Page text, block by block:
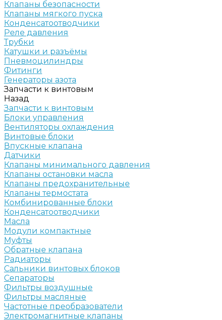
Клапаны безопасности
Клапаны мягкого пуска
Конденсатоотводчики
Реле давления
Трубки
Катушки и разъёмы
Пневмоцилиндры
Фитинги
Генераторы азота
Запчасти к винтовым
Назад
Запчасти к винтовым
Блоки управления
Вентиляторы охлаждения
Винтовые блоки
Впускные клапана
Датчики
Клапаны минимального давления
Клапаны остановки масла
Клапаны предохранительные
Клапаны термостата
Комбинированные блоки
Конденсатоотводчики
Масла
Модули компактные
Муфты
Обратные клапана
Радиаторы
Сальники винтовых блоков
Сепараторы
Фильтры воздушные
Фильтры масляные
Частотные преобразователи
Электромагнитные клапаны